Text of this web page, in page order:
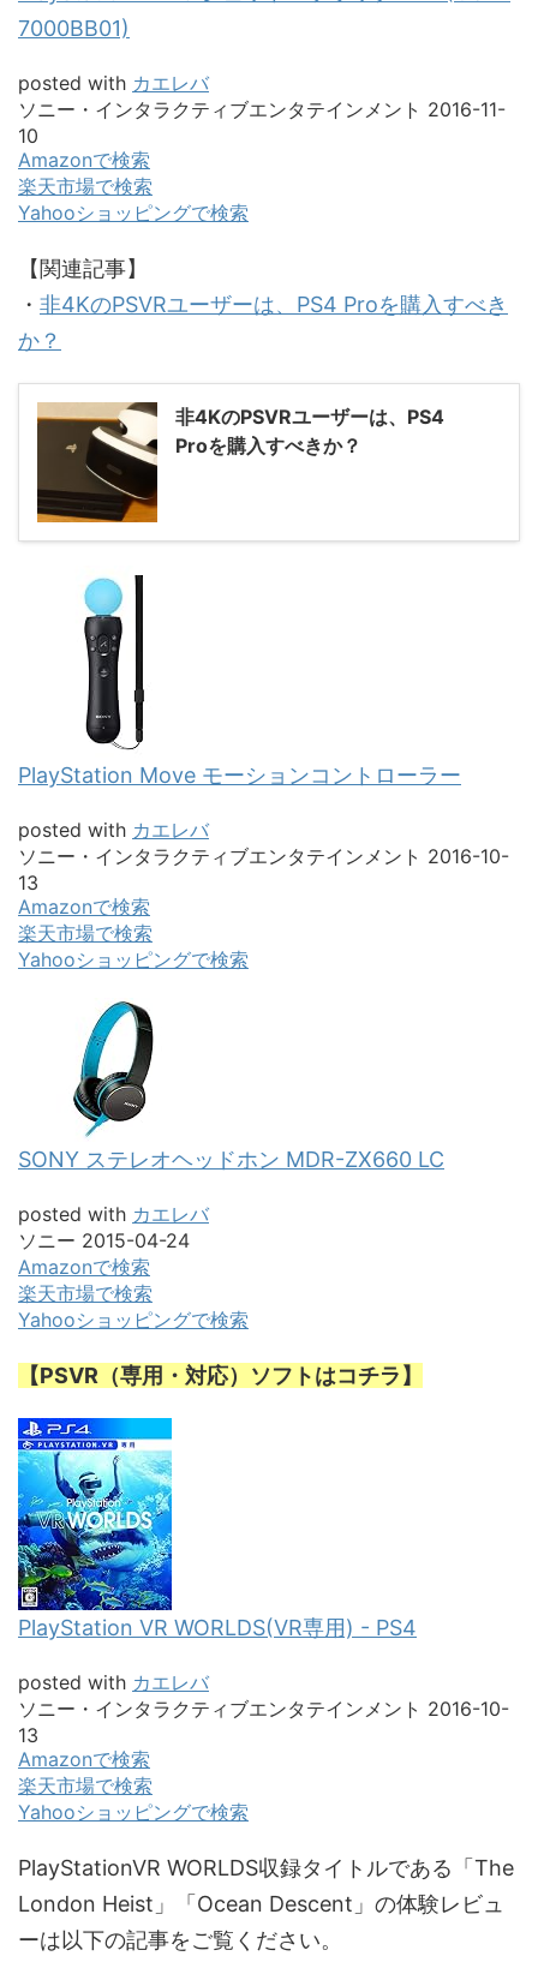
7000BB01)
posted with カエレバ
ソニー・インタラクティブエンタテインメント 2016-11-
10
Amazonで検索
楽天市場で検索
Yahooショッピングで検索
【関連記事】
・ 非4KのPSVRユーザーは、PS4 Proを購入すべき
か？
非4KのPSVRユーザーは、PS4
Proを購入すべきか？
PlayStation Move モーションコントローラー
posted with カエレバ
ソニー・インタラクティブエンタテインメント 2016-10-
13
Amazonで検索
楽天市場で検索
Yahooショッピングで検索
SONY ステレオヘッドホン MDR-ZX660 LC
posted with カエレバ
ソニー 2015-04-24
Amazonで検索
楽天市場で検索
Yahooショッピングで検索
【PSVR（専用・対応）ソフトはコチラ】
PlayStation VR WORLDS(VR専用) - PS4
posted with カエレバ
ソニー・インタラクティブエンタテインメント 2016-10-
13
Amazonで検索
楽天市場で検索
Yahooショッピングで検索
PlayStationVR WORLDS収録タイトルである「The
London Heist」「Ocean Descent」の体験レビュ
ーは以下の記事をご覧ください。